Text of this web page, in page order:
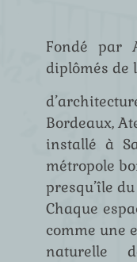
Fondé par
diplômés de
Bordeaux,
installé à
métropole
presqu’île
Chaque
comme une
naturelle